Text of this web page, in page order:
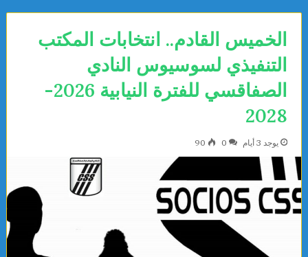
الخميس القادم.. انتخابات المكتب
التنفيذي لسوسيوس النادي
الصفاقسي للفترة النيابية 2026-
2028
يوجد 3 أيام 0
90